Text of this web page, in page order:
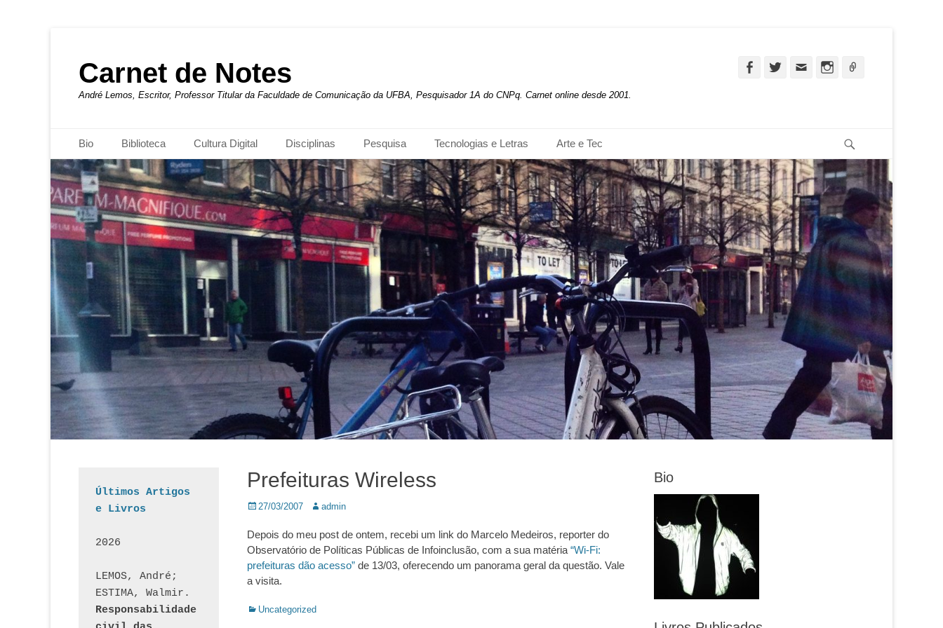
Carnet de Notes
André Lemos, Escritor, Professor Titular da Faculdade de Comunicação da UFBA, Pesquisador 1A do CNPq. Carnet online desde 2001.
FacebookTwitterEmail Instagram
Menu principal
para
o
conteúdo
Bio Biblioteca Cultura Digital Disciplinas Pesquisa Tecnologias e Letras Arte e Tec
Prefeituras Wireless
Posted
27/03/2007 Autor:
admin
Depois do meu post de ontem, recebi um link do Marcelo Medeiros, reporter do
Observatório de Políticas Públicas de Infoinclusão, com a sua matéria “Wi-Fi:
prefeituras dão acesso” de 13/03, oferecendo um panorama geral da questão. Vale
a visita.
Categorias:
Uncategorized
Bio
Últimos Artigos
e Livros
2026
LEMOS, André;
Responsabilidade